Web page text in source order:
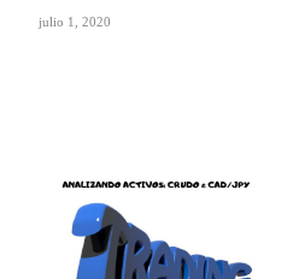
julio 1, 2020